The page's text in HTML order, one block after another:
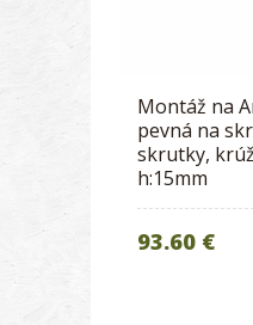
Montáž na
pevná na
skrutky,
h:15mm
93.60 €